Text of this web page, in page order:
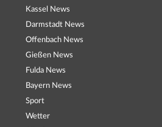
Kassel News
Darmstadt News
Offenbach News
Gießen News
Fulda News
Bayern News
Sport
Wetter